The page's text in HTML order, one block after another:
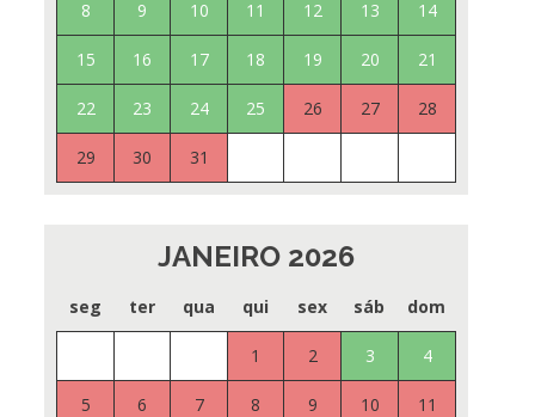
8 9 10 11 12 13 14
15 16 17 18 19 20 21
22 23 24 25 26 27 28
29 30 31
JANEIRO 2026
seg ter qua qui sex sáb dom
1 2 3 4
5 6 7 8 9 10 11